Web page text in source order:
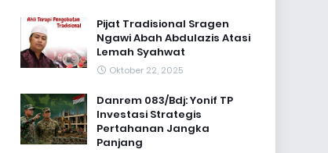
Pijat Tradisional Sragen
Ngawi Abah Abdulazis Atasi
Lemah Syahwat
Oktober 22, 2025
Danrem 083/Bdj: Yonif TP
Investasi Strategis
Pertahanan Jangka
Panjang